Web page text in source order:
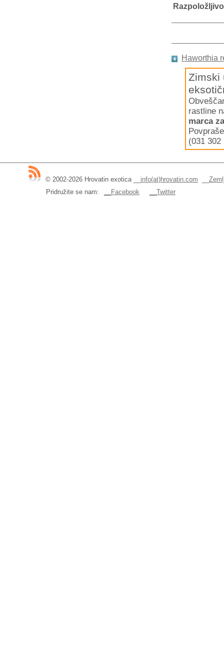
Haworthia
Zimski
rastline
marca
(031
© 2002-2026 Hrovatin exotica__ info(at)hrovatin.com
Pridružite se nam:
__Facebook __Twitter